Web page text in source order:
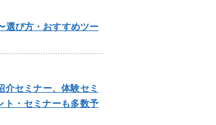
選び方・おすすめツー
介セミナー、体験セミ
ト・セミナーも多数予